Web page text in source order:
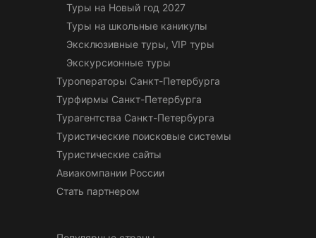
Туры на Новый год 2027
Туры на школьные каникулы
Эксклюзивные туры, VIP туры
Экскурсионные туры
Туроператоры Санкт-Петербурга
Турфирмы Санкт-Петербурга
Турагентства Санкт-Петербурга
Туристические поисковые системы
Туристические сайты
Авиакомпании России
Стать партнером